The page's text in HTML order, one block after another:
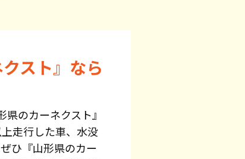
スト』なら
のカーネクスト』
走行した車、水没
ひ『山形県のカー